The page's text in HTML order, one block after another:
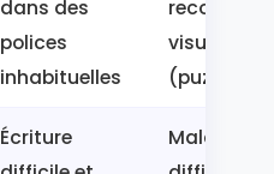
dans des
polices
inhabituelles
visuelle
(puzzles)
Écriture